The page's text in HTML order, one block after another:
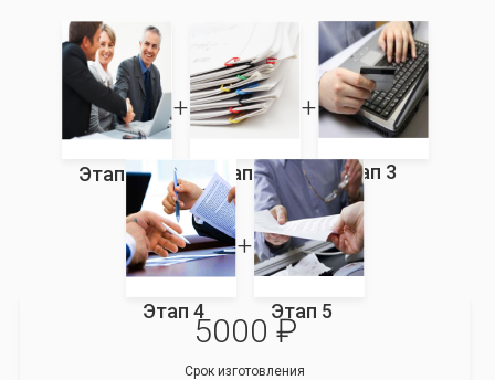
Этап 1 Этап 2 Этап 3
Этап 4 Этап 5
5000 ₽
Срок изготовления